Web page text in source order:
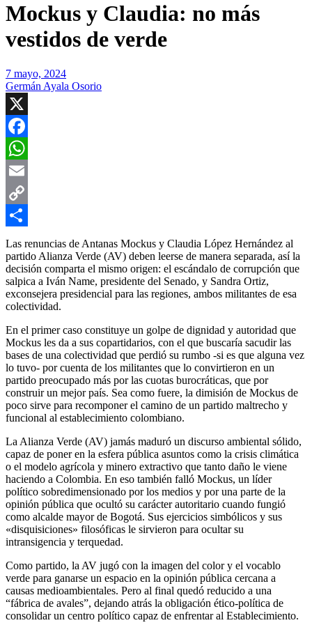
Mockus y Claudia: no más
vestidos de verde
7 mayo, 2024
Germán Ayala Osorio
X
Facebook
WhatsApp
Email
Copy
Link
Compartir
Las renuncias de Antanas Mockus y Claudia López Hernández al
partido Alianza Verde (AV) deben leerse de manera separada, así la
decisión comparta el mismo origen: el escándalo de corrupción que
salpica a Iván Name, presidente del Senado, y Sandra Ortiz,
exconsejera presidencial para las regiones, ambos militantes de esa
colectividad.
En el primer caso constituye un golpe de dignidad y autoridad que
Mockus les da a sus copartidarios, con el que buscaría sacudir las
bases de una colectividad que perdió su rumbo -si es que alguna vez
lo tuvo- por cuenta de los militantes que lo convirtieron en un
partido preocupado más por las cuotas burocráticas, que por
construir un mejor país. Sea como fuere, la dimisión de Mockus de
poco sirve para recomponer el camino de un partido maltrecho y
funcional al establecimiento colombiano.
La Alianza Verde (AV) jamás maduró un discurso ambiental sólido,
capaz de poner en la esfera pública asuntos como la crisis climática
o el modelo agrícola y minero extractivo que tanto daño le viene
haciendo a Colombia. En eso también falló Mockus, un líder
político sobredimensionado por los medios y por una parte de la
opinión pública que ocultó su carácter autoritario cuando fungió
como alcalde mayor de Bogotá. Sus ejercicios simbólicos y sus
«disquisiciones» filosóficas le sirvieron para ocultar su
intransigencia y terquedad.
Como partido, la AV jugó con la imagen del color y el vocablo
verde para ganarse un espacio en la opinión pública cercana a
causas medioambientales. Pero al final quedó reducido a una
“fábrica de avales”, dejando atrás la obligación ético-política de
consolidar un centro político capaz de enfrentar al Establecimiento.